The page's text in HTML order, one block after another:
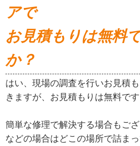
アで
お見積もりは無料
か？
はい、現場の調査を行いお見積
きますが、お見積もりは無料です
簡単な修理で解決する場合もご
などの場合はどこの場所で詰ま